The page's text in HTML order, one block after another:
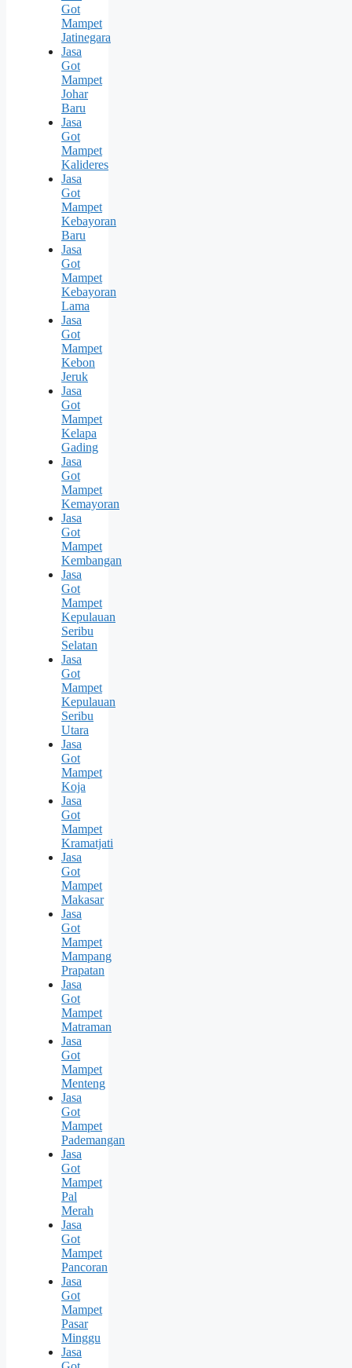
Got
Mampet
Jatinegara
Jasa
Got
Mampet
Johar
Baru
Jasa
Got
Mampet
Kalideres
Jasa
Got
Mampet
Kebayoran
Baru
Jasa
Got
Mampet
Kebayoran
Lama
Jasa
Got
Mampet
Kebon
Jeruk
Jasa
Got
Mampet
Kelapa
Gading
Jasa
Got
Mampet
Kemayoran
Jasa
Got
Mampet
Kembangan
Jasa
Got
Mampet
Kepulauan
Seribu
Selatan
Jasa
Got
Mampet
Kepulauan
Seribu
Utara
Jasa
Got
Mampet
Koja
Jasa
Got
Mampet
Kramatjati
Jasa
Got
Mampet
Makasar
Jasa
Got
Mampet
Mampang
Prapatan
Jasa
Got
Mampet
Matraman
Jasa
Got
Mampet
Menteng
Jasa
Got
Mampet
Pademangan
Jasa
Got
Mampet
Pal
Merah
Jasa
Got
Mampet
Pancoran
Jasa
Got
Mampet
Pasar
Minggu
Jasa